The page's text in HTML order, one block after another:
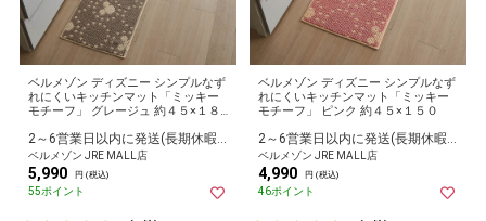
ベルメゾン ディズニー シンプルなず
れにくいキッチンマット「ミッキー
モチーフ」 グレージュ 約４５×１８
ベルメゾン JRE MALL店
5,990 円 (税込)
55ポイント
ベルメゾン ディズニー シンプルなず
れにくいキッチンマット「ミッキー
モチーフ」 ピンク 約４５×１５０
ベルメゾン JRE MALL店
4,990 円 (税込)
46ポイント